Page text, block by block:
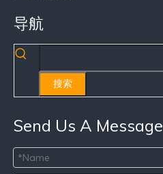
导航
搜索
Send Us A Message